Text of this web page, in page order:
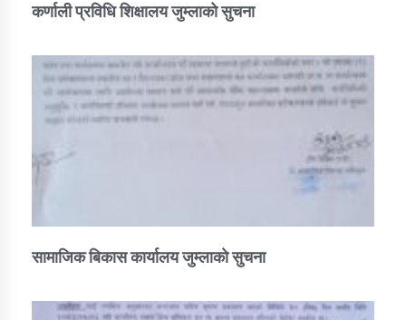
कर्णाली प्रविधि शिक्षालय जुम्लाको सुचना
सामाजिक बिकास कार्यालय जुम्लाकाे सुचना